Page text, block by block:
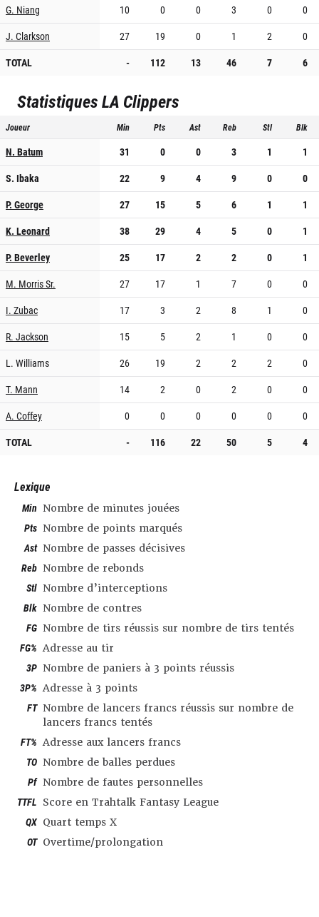
G. Niang
10 0 0 3 0
0
J. Clarkson
27 19 0 1 2
0
TOTAL
- 112 13 46 7 6
StatistiquesLA Clippers
Joueur Min Pts Ast Reb Stl Blk
N. Batum 31 0 0 3 1
1
S. Ibaka
22 9 4 9 0
0
P. George
27 15 5 6 1
1
K. Leonard
38 29 4 5 0
1
P. Beverley
25 17 2 2 0
1
M. Morris Sr.
27 17 1 7 0
0
I. Zubac
17 3 2 8 1
0
R. Jackson
15 5 2 1 0
0
L. Williams
26 19 2 2 2
0
T. Mann
14 2 0 2 0
0
A. Coffey
0 0 0 0 0
0
TOTAL
- 116 22 50 5 4
Lexique
Min Nombre de minutes jouées
Pts Nombre de points marqués
Ast Nombre de passes décisives
Reb Nombre de rebonds
Stl Nombre d’interceptions
Blk Nombre de contres
FG Nombre de tirs réussis sur nombre de tirs tentés
FG% Adresse au tir
3P Nombre de paniers à 3 points réussis
3P% Adresse à 3 points
FT Nombre de lancers francs réussis sur nombre de
lancers francs tentés
FT% Adresse aux lancers francs
TO Nombre de balles perdues
Pf Nombre de fautes personnelles
TTFL Score en Trahtalk Fantasy League
QX Quart temps X
OT Overtime/prolongation